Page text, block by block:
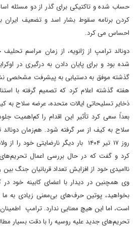
حساب شده و تاکتیکی برای گذر از دو مسئله
کردن برنامه سقوط بشار اسد و تضعیف ایران
احساس می کرد.
دونالد ترامپ از ژانویه، از زمان مراسم
شده بود و برای پایان دادن به درگیری در
گذشته موفق به دستیابی به پیشرفت مشخصی
هفته گذشته اعلام کرد که تصمیم گرفته با
ذخایر تسلیحاتی ایالات متحده، عرضه سلاح به
بعداً سعی کرد تأثیر این اقدام را کم‌اهمیت
سلاح به کیف از سر گرفته شود. هم‌زمان
روز ۱۷ تیر ۱۴۰۴ بار دیگر نارضایتی خود
کرد و گفت که در حال بررسی اعمال
ناامیدی خود از افزایش تعداد قربانیان جنگ
وی همچنین در دیدار با اعضای کابینه خود
بخواهید، پوتین حرف‌های بی‌معنی زیادی به
است، اما این هیچ معنایی ندارد. ترامپ
تحریم‌های جدید علیه روسیه را با دقت بسیار